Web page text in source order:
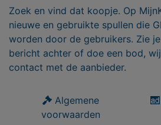
Zoek en vind dat koopje. Op
nieuwe en gebruikte spullen die
worden door de gebruikers. Zie
bericht achter of doe een bod,
contact met de aanbieder.
Algemene
voorwaarden